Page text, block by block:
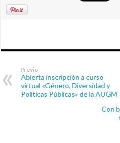
Previo
Abierta inscripción a curso
virtual «Género, Diversidad y
Políticas Públicas» de la AUGM
Con